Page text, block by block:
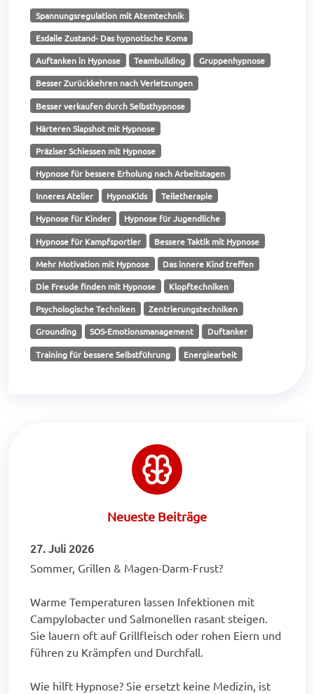
Spannungsregulation mit Atemtechnik
Esdaile Zustand- Das hypnotische Koma
Auftanken in Hypnose Teambuilding Gruppenhypnose
Besser Zurückkehren nach Verletzungen
Besser verkaufen durch Selbsthypnose
Härteren Slapshot mit Hypnose
Präziser Schiessen mit Hypnose
Hypnose für bessere Erholung nach Arbeitstagen
Inneres Atelier HypnoKids Teiletherapie
Hypnose für Kinder Hypnose für Jugendliche
Hypnose für Kampfsportler Bessere Taktik mit Hypnose
Mehr Motivation mit Hypnose Das innere Kind treffen
Die Freude finden mit Hypnose Klopftechniken
Psychologische Techniken Zentrierungstechniken
Grounding SOS-Emotionsmanagement Duftanker
Training für bessere Selbstführung Energiearbeit
Neueste Beiträge
27. Juli 2026
Sommer, Grillen & Magen-Darm-Frust?
Warme Temperaturen lassen Infektionen mit
Campylobacter und Salmonellen rasant steigen.
Sie lauern oft auf Grillfleisch oder rohen Eiern und
führen zu Krämpfen und Durchfall.
Wie hilft Hypnose? Sie ersetzt keine Medizin, ist